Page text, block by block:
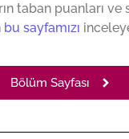
taban puanları ve
bu sayfamızı
Bölüm Sayfası